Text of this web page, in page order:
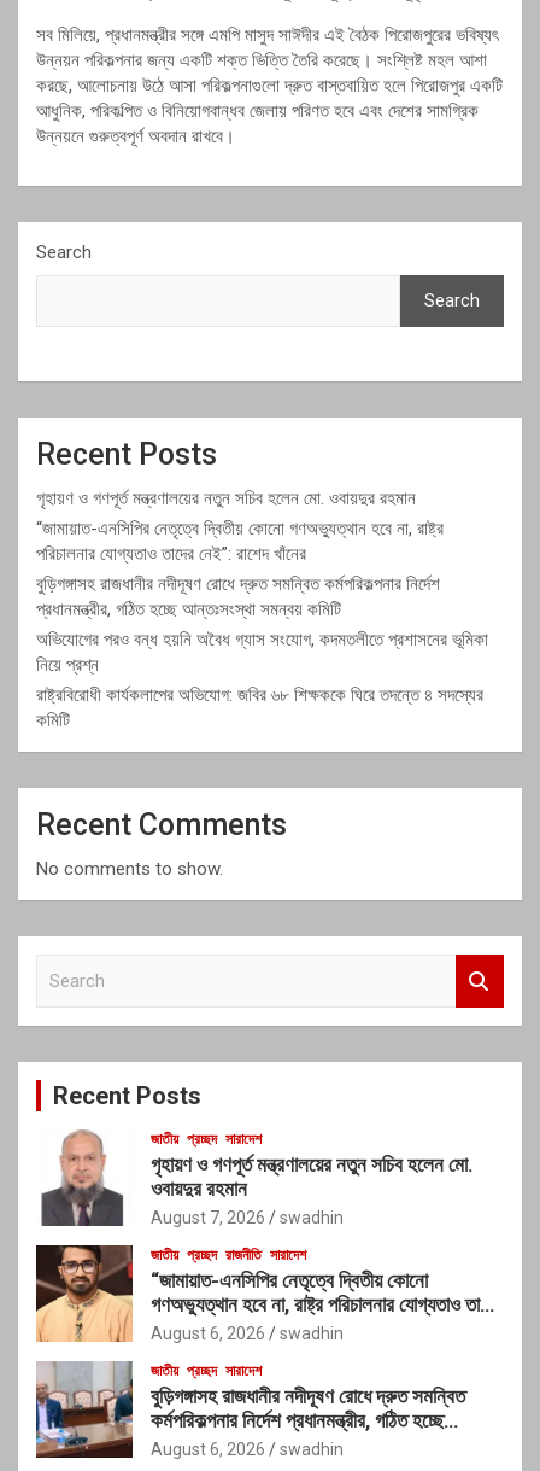
সব মিলিয়ে, প্রধানমন্ত্রীর সঙ্গে এমপি মাসুদ সাঈদীর এই বৈঠক পিরোজপুরের ভবিষ্যৎ
উন্নয়ন পরিকল্পনার জন্য একটি শক্ত ভিত্তি তৈরি করেছে। সংশ্লিষ্ট মহল আশা
করছে, আলোচনায় উঠে আসা পরিকল্পনাগুলো দ্রুত বাস্তবায়িত হলে পিরোজপুর একটি
আধুনিক, পরিকল্পিত ও বিনিয়োগবান্ধব জেলায় পরিণত হবে এবং দেশের সামগ্রিক
উন্নয়নে গুরুত্বপূর্ণ অবদান রাখবে।
Search
Search
Recent Posts
গৃহায়ণ ও গণপূর্ত মন্ত্রণালয়ের নতুন সচিব হলেন মো. ওবায়দুর রহমান
“জামায়াত-এনসিপির নেতৃত্বে দ্বিতীয় কোনো গণঅভ্যুত্থান হবে না, রাষ্ট্র
পরিচালনার যোগ্যতাও তাদের নেই”: রাশেদ খাঁনের
বুড়িগঙ্গাসহ রাজধানীর নদীদূষণ রোধে দ্রুত সমন্বিত কর্মপরিকল্পনার নির্দেশ
প্রধানমন্ত্রীর, গঠিত হচ্ছে আন্তঃসংস্থা সমন্বয় কমিটি
অভিযোগের পরও বন্ধ হয়নি অবৈধ গ্যাস সংযোগ, কদমতলীতে প্রশাসনের ভূমিকা
নিয়ে প্রশ্ন
রাষ্ট্রবিরোধী কার্যকলাপের অভিযোগ: জবির ৬৮ শিক্ষককে ঘিরে তদন্তে ৪ সদস্যের
কমিটি
Recent Comments
No comments to show.
c
Recent Posts
জাতীয় প্রচ্ছদ সারাদেশ
গৃহায়ণ ও গণপূর্ত মন্ত্রণালয়ের নতুন সচিব হলেন মো.
ওবায়দুর রহমান
August 7, 2026 swadhin
জাতীয় প্রচ্ছদ রাজনীতি সারাদেশ
“জামায়াত-এনসিপির নেতৃত্বে দ্বিতীয় কোনো
গণঅভ্যুত্থান হবে না, রাষ্ট্র পরিচালনার যোগ্যতাও তাদের
নেই”: রাশেদ খাঁনের
August 6, 2026 swadhin
জাতীয় প্রচ্ছদ সারাদেশ
বুড়িগঙ্গাসহ রাজধানীর নদীদূষণ রোধে দ্রুত সমন্বিত
কর্মপরিকল্পনার নির্দেশ প্রধানমন্ত্রীর, গঠিত হচ্ছে
আন্তঃসংস্থা সমন্বয় কমিটি
August 6, 2026 swadhin